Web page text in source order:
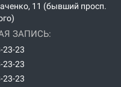
11 (бывший просп.
ЗАПИСЬ:
23-23
23-23
23-23